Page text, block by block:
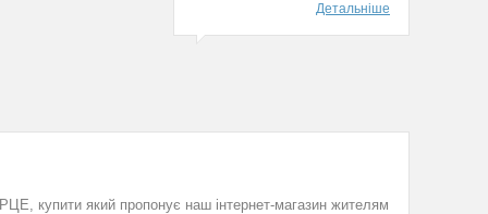
Детальніше
купити який пропонує наш інтернет-магазин жителям